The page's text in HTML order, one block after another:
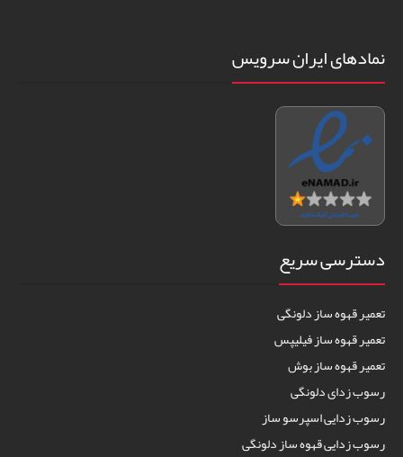
نمادهای ایران سرویس
دسترسی سریع
تعمیر قهوه ساز دلونگی
تعمیر قهوه ساز فیلیپس
تعمیر قهوه ساز بوش
رسوب زدای دلونگی
رسوب زدایی اسپرسو ساز
رسوب زدایی قهوه ساز دلونگی